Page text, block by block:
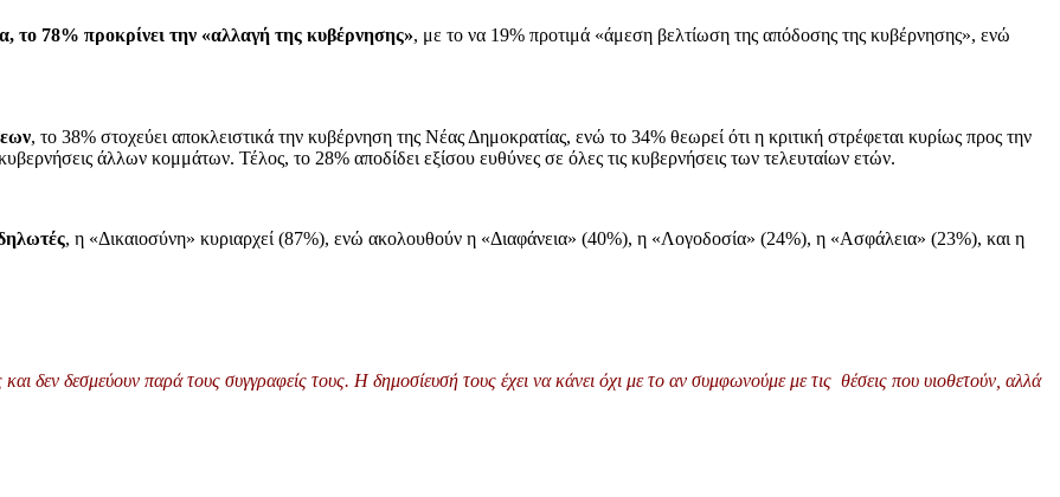
το 78% προκρίνει την «αλλαγή της κυβέρνησης», με το να 19% προτιμά «άμεση βελτίωση της απόδοσης της κυβέρνησης», ενώ
, το 38% στοχεύει αποκλειστικά την κυβέρνηση της Νέας Δημοκρατίας, ενώ το 34% θεωρεί ότι η κριτική στρέφεται κυρίως προς την
άλλων κομμάτων. Τέλος, το 28% αποδίδει εξίσου ευθύνες σε όλες τις κυβερνήσεις των τελευταίων ετών.
, η «Δικαιοσύνη» κυριαρχεί (87%), ενώ ακολουθούν η «Διαφάνεια» (40%), η «Λογοδοσία» (24%), η «Ασφάλεια» (23%), και η
δεν δεσμεύουν παρά τους συγγραφείς τους. Η δημοσίευσή τους έχει να κάνει όχι με το αν συμφωνούμε με τις θέσεις που υιοθετούν, αλλά